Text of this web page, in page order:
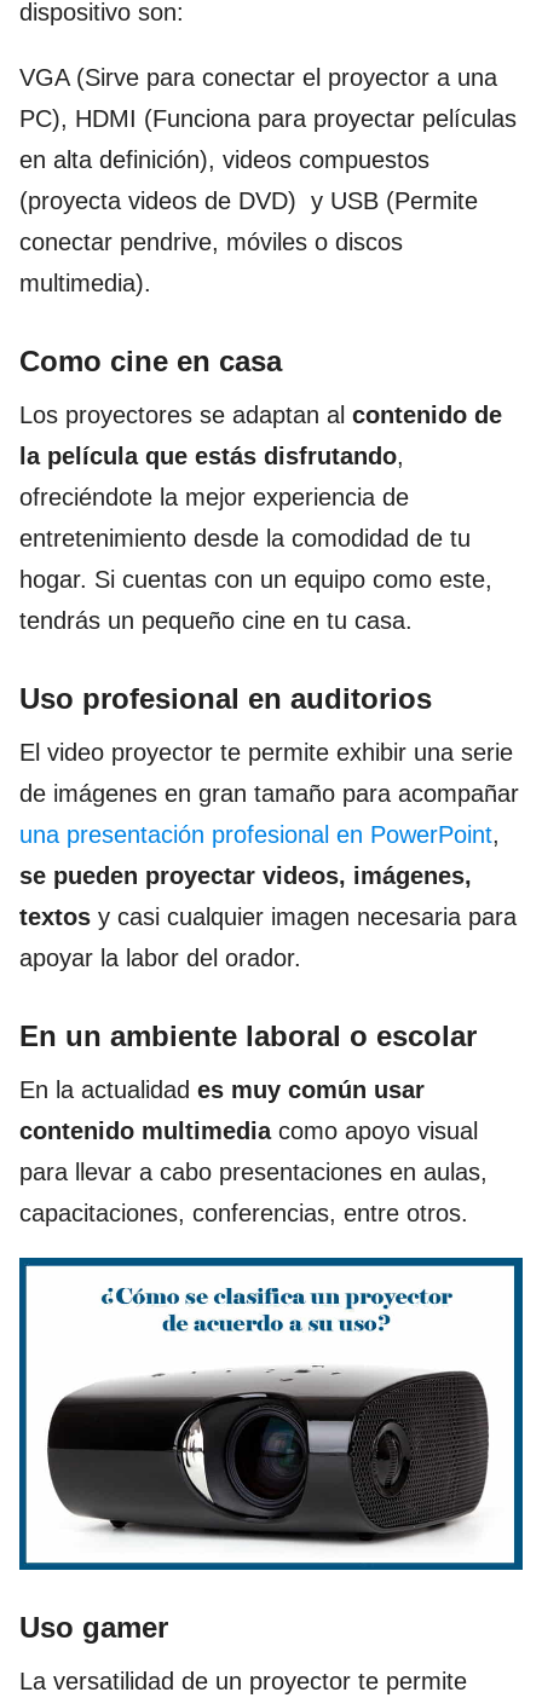
dispositivo son:
VGA (Sirve para conectar el proyector a una
PC), HDMI (Funciona para proyectar películas
en alta definición), videos compuestos
(proyecta videos de DVD) y USB (Permite
conectar pendrive, móviles o discos
multimedia).
Como cine en casa
Los proyectores se adaptan al contenido de
la película que estás disfrutando,
ofreciéndote la mejor experiencia de
entretenimiento desde la comodidad de tu
hogar. Si cuentas con un equipo como este,
tendrás un pequeño cine en tu casa.
Uso profesional en auditorios
El video proyector te permite exhibir una serie
de imágenes en gran tamaño para acompañar
una presentación profesional en PowerPoint,
se pueden proyectar videos, imágenes,
textos y casi cualquier imagen necesaria para
apoyar la labor del orador.
En un ambiente laboral o escolar
En la actualidad es muy común usar
contenido multimediacomo apoyo visual
para llevar a cabo presentaciones en aulas,
capacitaciones, conferencias, entre otros.
Uso gamer
La versatilidad de un proyector te permite